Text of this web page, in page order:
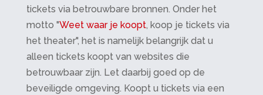
tickets via betrouwbare bronnen. Onder het
motto "Weet waar je koopt, koop je tickets via
het theater", het is namelijk belangrijk dat u
alleen tickets koopt van websites die
betrouwbaar zijn. Let daarbij goed op de
beveiligde omgeving. Koopt u tickets via een